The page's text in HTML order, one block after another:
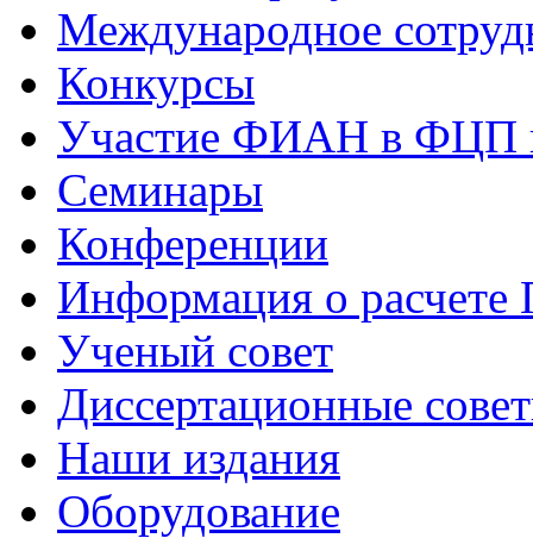
Международное
Конкурсы
Участие ФИАН в ФЦП
Семинары
Конференции
Информация о
Ученый совет
Диссертационные
Наши издания
Оборудование